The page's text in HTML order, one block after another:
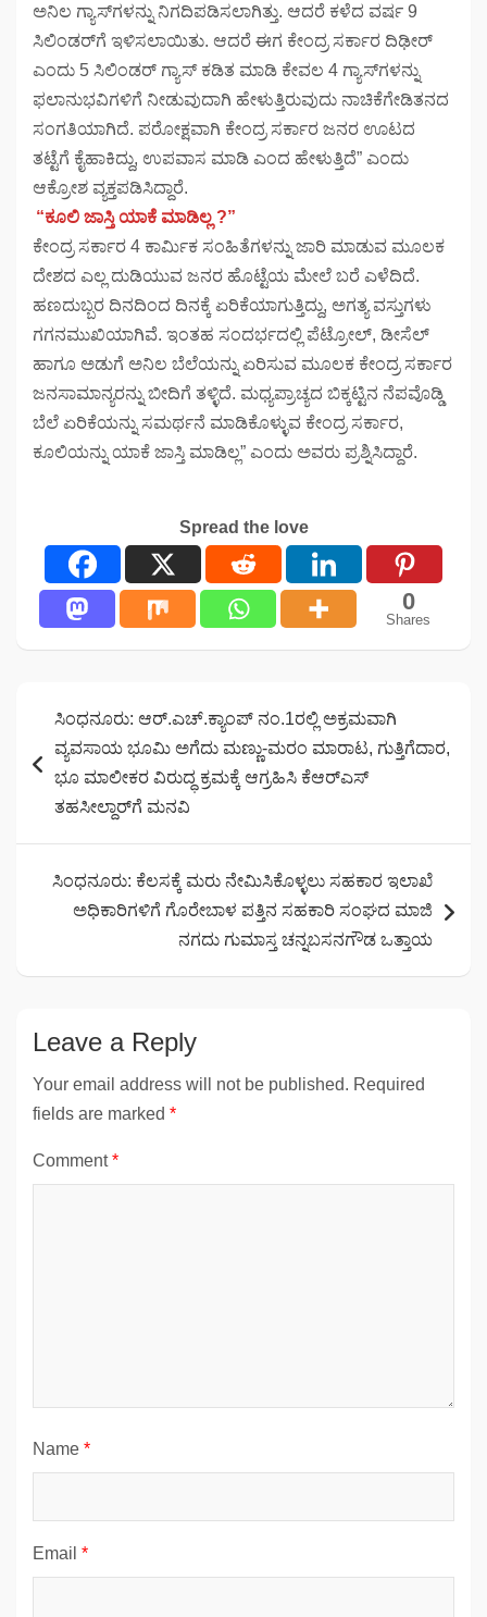
ಅನಿಲ ಗ್ಯಾಸ್‌ಗಳನ್ನು ನಿಗದಿಪಡಿಸಲಾಗಿತ್ತು. ಆದರೆ ಕಳೆದ ವರ್ಷ 9
ಸಿಲಿಂಡರ್‌ಗೆ ಇಳಿಸಲಾಯಿತು. ಆದರೆ ಈಗ ಕೇಂದ್ರ ಸರ್ಕಾರ ದಿಢೀರ್
ಎಂದು 5 ಸಿಲಿಂಡರ್ ಗ್ಯಾಸ್ ಕಡಿತ ಮಾಡಿ ಕೇವಲ 4 ಗ್ಯಾಸ್‌ಗಳನ್ನು
ಫಲಾನುಭವಿಗಳಿಗೆ ನೀಡುವುದಾಗಿ ಹೇಳುತ್ತಿರುವುದು ನಾಚಿಕೆಗೇಡಿತನದ
ಸಂಗತಿಯಾಗಿದೆ. ಪರೋಕ್ಷವಾಗಿ ಕೇಂದ್ರ ಸರ್ಕಾರ ಜನರ ಊಟದ
ತಟ್ಟೆಗೆ ಕೈಹಾಕಿದ್ದು, ಉಪವಾಸ ಮಾಡಿ ಎಂದ ಹೇಳುತ್ತಿದೆ” ಎಂದು
ಆಕ್ರೋಶ ವ್ಯಕ್ತಪಡಿಸಿದ್ದಾರೆ.
“ಕೂಲಿ ಜಾಸ್ತಿ ಯಾಕೆ ಮಾಡಿಲ್ಲ ?”
ಕೇಂದ್ರ ಸರ್ಕಾರ 4 ಕಾರ್ಮಿಕ ಸಂಹಿತೆಗಳನ್ನು ಜಾರಿ ಮಾಡುವ ಮೂಲಕ
ದೇಶದ ಎಲ್ಲ ದುಡಿಯುವ ಜನರ ಹೊಟ್ಟೆಯ ಮೇಲೆ ಬರೆ ಎಳೆದಿದೆ.
ಹಣದುಬ್ಬರ ದಿನದಿಂದ ದಿನಕ್ಕೆ ಏರಿಕೆಯಾಗುತ್ತಿದ್ದು, ಅಗತ್ಯ ವಸ್ತುಗಳು
ಗಗನಮುಖಿಯಾಗಿವೆ. ಇಂತಹ ಸಂದರ್ಭದಲ್ಲಿ ಪೆಟ್ರೋಲ್, ಡೀಸೆಲ್
ಹಾಗೂ ಅಡುಗೆ ಅನಿಲ ಬೆಲೆಯನ್ನು ಏರಿಸುವ ಮೂಲಕ ಕೇಂದ್ರ ಸರ್ಕಾರ
ಜನಸಾಮಾನ್ಯರನ್ನು ಬೀದಿಗೆ ತಳ್ಳಿದೆ. ಮಧ್ಯಪ್ರಾಚ್ಯದ ಬಿಕ್ಕಟ್ಟಿನ ನೆಪವೊಡ್ಡಿ
ಬೆಲೆ ಏರಿಕೆಯನ್ನು ಸಮರ್ಥನೆ ಮಾಡಿಕೊಳ್ಳುವ ಕೇಂದ್ರ ಸರ್ಕಾರ,
ಕೂಲಿಯನ್ನು ಯಾಕೆ ಜಾಸ್ತಿ ಮಾಡಿಲ್ಲ” ಎಂದು ಅವರು ಪ್ರಶ್ನಿಸಿದ್ದಾರೆ.
Spread the love
0
Shares
navigation
ಸಿಂಧನೂರು: ಆರ್.ಎಚ್.ಕ್ಯಾಂಪ್ ನಂ.1ರಲ್ಲಿ ಅಕ್ರಮವಾಗಿ
ವ್ಯವಸಾಯ ಭೂಮಿ ಅಗೆದು ಮಣ್ಣು-ಮರಂ ಮಾರಾಟ, ಗುತ್ತಿಗೆದಾರ,
ಭೂ ಮಾಲೀಕರ ವಿರುದ್ಧ ಕ್ರಮಕ್ಕೆ ಆಗ್ರಹಿಸಿ ಕೆಆರ್‌ಎಸ್
ತಹಸೀಲ್ದಾರ್‌ಗೆ ಮನವಿ
ಸಿಂಧನೂರು: ಕೆಲಸಕ್ಕೆ ಮರು ನೇಮಿಸಿಕೊಳ್ಳಲು ಸಹಕಾರ ಇಲಾಖೆ
ಅಧಿಕಾರಿಗಳಿಗೆ ಗೊರೇಬಾಳ ಪತ್ತಿನ ಸಹಕಾರಿ ಸಂಘದ ಮಾಜಿ
ನಗದು ಗುಮಾಸ್ತ ಚನ್ನಬಸನಗೌಡ ಒತ್ತಾಯ
Leave a Reply
Your email address will not be published. Required
fields are marked *
Comment*
Name *
Email *